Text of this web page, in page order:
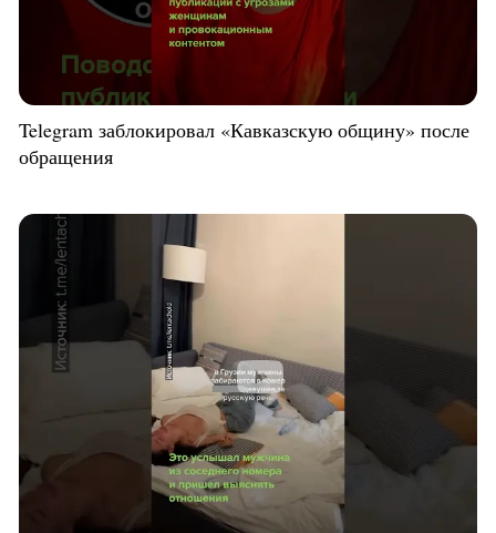
Telegram заблокировал «Кавказскую общину» после
обращения